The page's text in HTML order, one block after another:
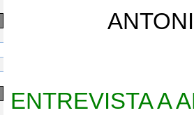
ENTREVISTA A